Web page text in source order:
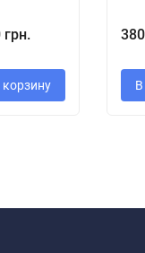
грн.
корзину